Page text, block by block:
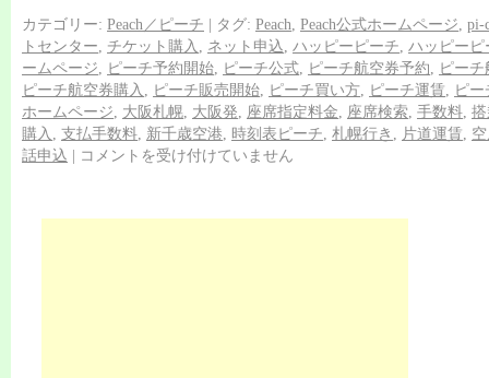
カテゴリー: Peach／ピーチ | タグ: Peach Peach公式ホームページ pi-
トセンター
チケット購入 ネット申込 ハッピーピーチ ハッピーピ
ームページ
ピーチ予約開始 ピーチ公式 ピーチ航空券予約
ピー
ピーチ航空券購入
ピーチ販売開始 ピーチ買い方 ピーチ運賃
ピ
ホームページ
大阪札幌 大阪発 座席指定料金 座席検索 手数料
購入
支払手数料 新千歳空港 時刻表ピーチ 札幌行き 片道運賃
話申込 | コメントを受け付けていません